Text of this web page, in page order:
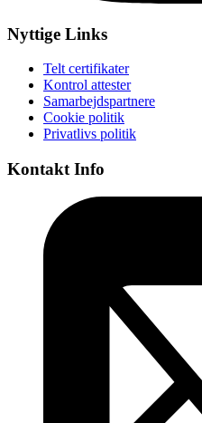
Nyttige Links
Telt certifikater
Kontrol attester
Samarbejdspartnere
Cookie politik
Privatlivs politik
Kontakt Info